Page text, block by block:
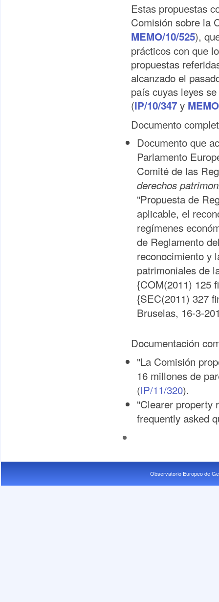
Estas propuestas
Comisión sobre la
MEMO/10/525),
prácticos con que
propuestas
alcanzado el
país cuyas leyes
(IP/10/347 y
Documento
Documento que
Parlamento
Comité de las
derechos
"Propuesta de
aplicable, el
regímenes
de Reglamento
reconocimiento y
patrimoniales de
{COM(2011) 125
{SEC(2011) 327
Bruselas, 16-3-
Documentación
"La Comisión
16 millones de
(IP/11/320).
"Clearer property
frequently asked
Observatorio Europeo de